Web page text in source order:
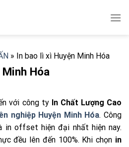
» In bao lì xì Huyện Minh Hóa
Hóa
với công ty In Chất Lượng Cao
nghiệp Huyện Minh Hóa. Công
in offset hiện đại nhất hiện nay.
đều lên đến 100%. Khi chọn in